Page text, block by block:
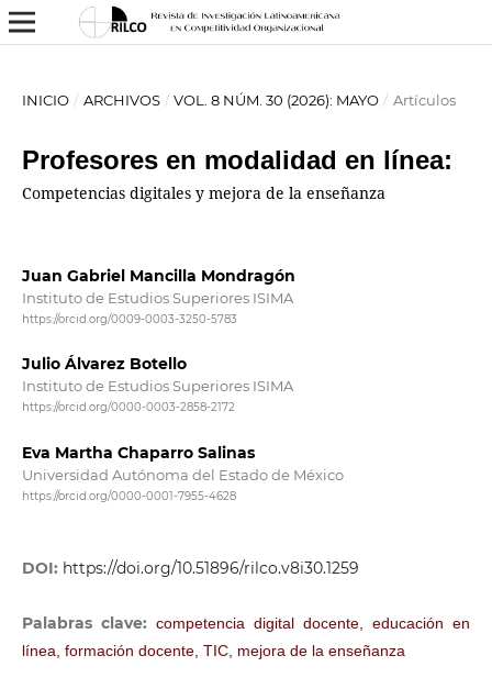
INICIO / ARCHIVOS / VOL. 8 NÚM. 30 (2026): MAYO / Artículos
Profesores en modalidad en línea:
Competencias digitales y mejora de la enseñanza
Juan Gabriel Mancilla Mondragón
Instituto de Estudios Superiores ISIMA
https://orcid.org/0009-0003-3250-5783
Julio Álvarez Botello
Instituto de Estudios Superiores ISIMA
https://orcid.org/0000-0003-2858-2172
Eva Martha Chaparro Salinas
Universidad Autónoma del Estado de México
https://orcid.org/0000-0001-7955-4628
DOI: https://doi.org/10.51896/rilco.v8i30.1259
Palabras clave: competencia digital docente, educación en
línea, formación docente, TIC, mejora de la enseñanza